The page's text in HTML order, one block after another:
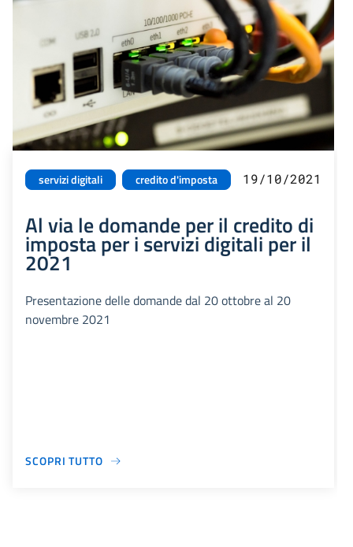
servizi digitali credito d'imposta 19/10/2021
Al via le domande per il credito di
imposta per i servizi digitali per il
2021
Presentazione delle domande dal 20 ottobre al 20
novembre 2021
SCOPRI TUTTO